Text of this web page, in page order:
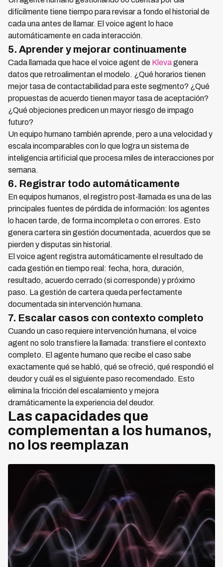
difícilmente tiene tiempo para revisar a fondo el historial de
cada una antes de llamar. El voice agent lo hace
automáticamente en cada interacción.
5. Aprender y mejorar continuamente
Cada llamada que hace el voice agent de Klevagenera
datos que retroalimentan el modelo. ¿Qué horarios tienen
mejor tasa de contactabilidad para este segmento? ¿Qué
propuestas de acuerdo tienen mayor tasa de aceptación?
¿Qué objeciones predicen un mayor riesgo de impago
futuro?
Un equipo humano también aprende, pero a una velocidad y
escala incomparables con lo que logra un sistema de
inteligencia artificial que procesa miles de interacciones por
semana.
6. Registrar todo automáticamente
En equipos humanos, el registro post-llamada es una de las
principales fuentes de pérdida de información: los agentes
lo hacen tarde, de forma incompleta o con errores. Esto
genera cartera sin gestión documentada, acuerdos que se
pierden y disputas sin historial.
El voice agent registra automáticamente el resultado de
cada gestión en tiempo real: fecha, hora, duración,
resultado, acuerdo cerrado (si corresponde) y próximo
paso. La gestión de cartera queda perfectamente
documentada sin intervención humana.
7. Escalar casos con contexto completo
Cuando un caso requiere intervención humana, el voice
agent no solo transfiere la llamada: transfiere el contexto
completo. El agente humano que recibe el caso sabe
exactamente qué se habló, qué se ofreció, qué respondió el
deudor y cuál es el siguiente paso recomendado. Esto
elimina la fricción del escalamiento y mejora
dramáticamente la experiencia del deudor.
Las capacidades que
complementan a los humanos,
no los reemplazan